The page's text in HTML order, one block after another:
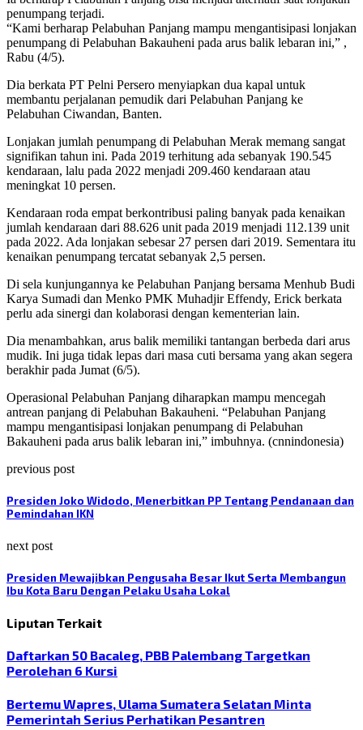
penumpang terjadi.
“Kami berharap Pelabuhan Panjang mampu mengantisipasi lonjakan
penumpang di Pelabuhan Bakauheni pada arus balik lebaran ini,” ,
Rabu (4/5).
Dia berkata PT Pelni Persero menyiapkan dua kapal untuk
membantu perjalanan pemudik dari Pelabuhan Panjang ke
Pelabuhan Ciwandan, Banten.
Lonjakan jumlah penumpang di Pelabuhan Merak memang sangat
signifikan tahun ini. Pada 2019 terhitung ada sebanyak 190.545
kendaraan, lalu pada 2022 menjadi 209.460 kendaraan atau
meningkat 10 persen.
Kendaraan roda empat berkontribusi paling banyak pada kenaikan
jumlah kendaraan dari 88.626 unit pada 2019 menjadi 112.139 unit
pada 2022. Ada lonjakan sebesar 27 persen dari 2019. Sementara itu
kenaikan penumpang tercatat sebanyak 2,5 persen.
Di sela kunjungannya ke Pelabuhan Panjang bersama Menhub Budi
Karya Sumadi dan Menko PMK Muhadjir Effendy, Erick berkata
perlu ada sinergi dan kolaborasi dengan kementerian lain.
Dia menambahkan, arus balik memiliki tantangan berbeda dari arus
mudik. Ini juga tidak lepas dari masa cuti bersama yang akan segera
berakhir pada Jumat (6/5).
Operasional Pelabuhan Panjang diharapkan mampu mencegah
antrean panjang di Pelabuhan Bakauheni. “Pelabuhan Panjang
mampu mengantisipasi lonjakan penumpang di Pelabuhan
Bakauheni pada arus balik lebaran ini,” imbuhnya. (cnnindonesia)
previous post
Presiden Joko Widodo, Menerbitkan PP Tentang Pendanaan dan
Pemindahan IKN
next post
Presiden Mewajibkan Pengusaha Besar Ikut Serta Membangun
Ibu Kota Baru Dengan Pelaku Usaha Lokal
Liputan Terkait
Daftarkan 50 Bacaleg, PBB Palembang Targetkan
Perolehan 6 Kursi
Bertemu Wapres, Ulama Sumatera Selatan Minta
Pemerintah Serius Perhatikan Pesantren